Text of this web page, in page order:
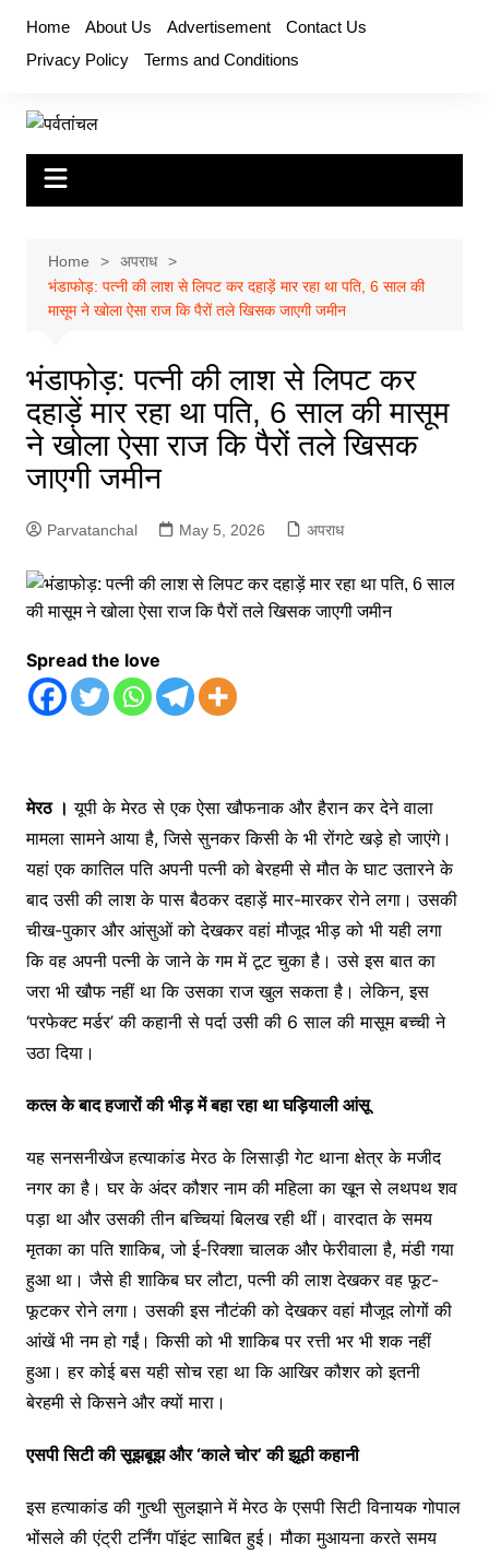
content
Home About Us Advertisement
Contact Us
Privacy Policy
Terms and Conditions
Home
अपराध
भंडाफोड़: पत्नी की लाश से लिपट कर दहाड़ें मार रहा था पति, 6 साल की
मासूम ने खोला ऐसा राज कि पैरों तले खिसक जाएगी जमीन
भंडाफोड़: पत्नी की लाश से लिपट कर
दहाड़ें मार रहा था पति, 6 साल की मासूम
ने खोला ऐसा राज कि पैरों तले खिसक
जाएगी जमीन
Parvatanchal May 5, 2026 अपराध
Spread the love
मेरठ । यूपी के मेरठ से एक ऐसा खौफनाक और हैरान कर देने वाला
मामला सामने आया है, जिसे सुनकर किसी के भी रोंगटे खड़े हो जाएंगे।
यहां एक कातिल पति अपनी पत्नी को बेरहमी से मौत के घाट उतारने के
बाद उसी की लाश के पास बैठकर दहाड़ें मार-मारकर रोने लगा। उसकी
चीख-पुकार और आंसुओं को देखकर वहां मौजूद भीड़ को भी यही लगा
कि वह अपनी पत्नी के जाने के गम में टूट चुका है। उसे इस बात का
जरा भी खौफ नहीं था कि उसका राज खुल सकता है। लेकिन, इस
‘परफेक्ट मर्डर’ की कहानी से पर्दा उसी की 6 साल की मासूम बच्ची ने
उठा दिया।
कत्ल के बाद हजारों की भीड़ में बहा रहा था घड़ियाली आंसू
यह सनसनीखेज हत्याकांड मेरठ के लिसाड़ी गेट थाना क्षेत्र के मजीद
नगर का है। घर के अंदर कौशर नाम की महिला का खून से लथपथ शव
पड़ा था और उसकी तीन बच्चियां बिलख रही थीं। वारदात के समय
मृतका का पति शाकिब, जो ई-रिक्शा चालक और फेरीवाला है, मंडी गया
हुआ था। जैसे ही शाकिब घर लौटा, पत्नी की लाश देखकर वह फूट-
फूटकर रोने लगा। उसकी इस नौटंकी को देखकर वहां मौजूद लोगों की
आंखें भी नम हो गईं। किसी को भी शाकिब पर रत्ती भर भी शक नहीं
हुआ। हर कोई बस यही सोच रहा था कि आखिर कौशर को इतनी
बेरहमी से किसने और क्यों मारा।
एसपी सिटी की सूझबूझ और ‘काले चोर’ की झूठी कहानी
इस हत्याकांड की गुत्थी सुलझाने में मेरठ के एसपी सिटी विनायक गोपाल
भोंसले की एंट्री टर्निंग पॉइंट साबित हुई। मौका मुआयना करते समय